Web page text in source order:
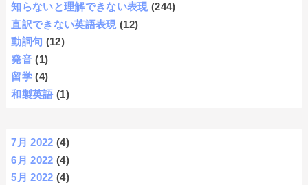
知らないと理解できない表現 (244)
直訳できない英語表現 (12)
動詞句 (12)
発音 (1)
留学 (4)
和製英語 (1)
7月 2022 (4)
6月 2022 (4)
5月 2022 (4)